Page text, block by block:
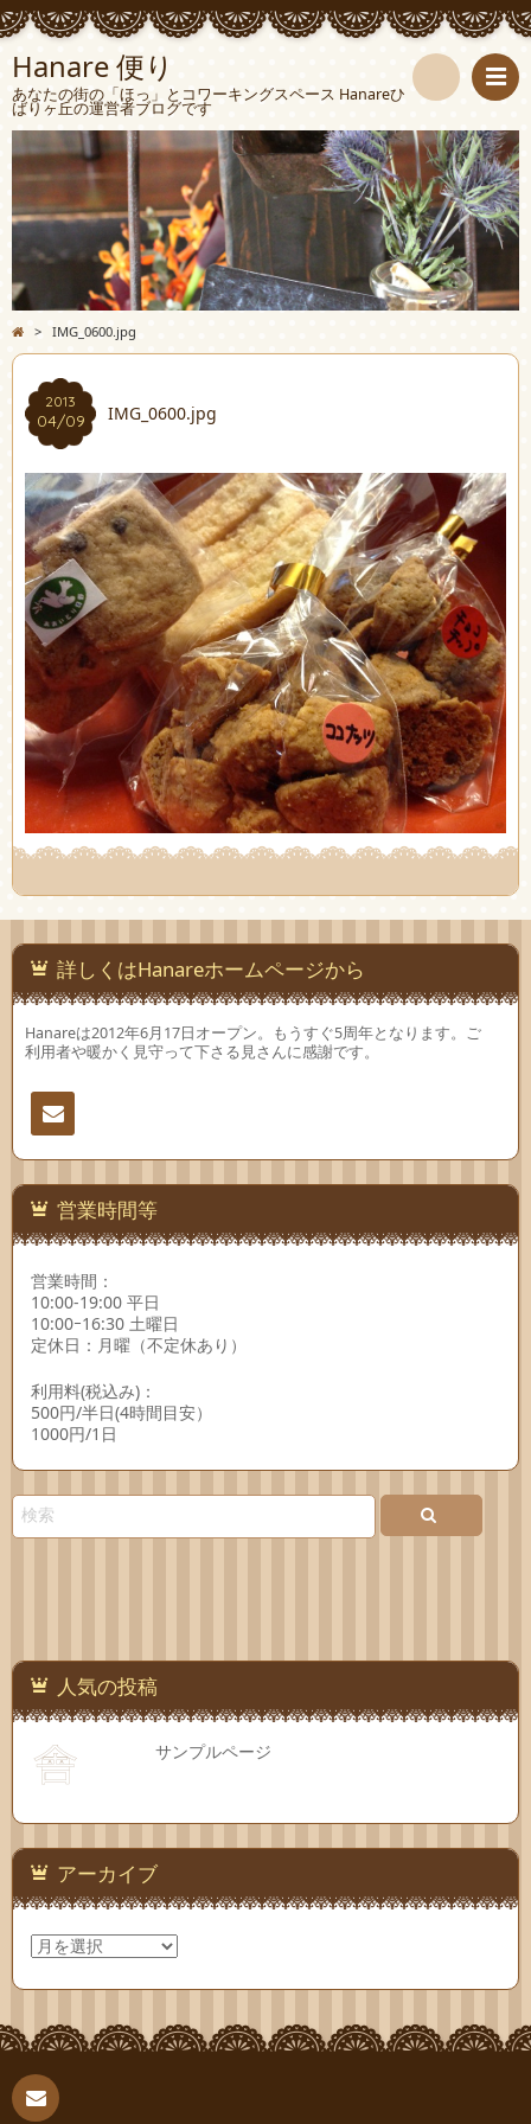
Hanare 便り
あなたの街の「ほっ」とコワーキングスペース Hanareひ
ばりヶ丘の運営者ブログです
検
索
> IMG_0600.jpg
2013
04/09 IMG_0600.jpg
詳しくはHanareホームページから
Hanareは2012年6月17日オープン。もうすぐ5周年となります。ご
利用者や暖かく見守って下さる見さんに感謝です。
連絡
先 営業時間等
営業時間：
10:00-19:00 平日
10:00ｰ16:30 土曜日
定休日：月曜（不定休あり）
利用料(税込み)：
500円/半日(4時間目安）
1000円/1日
人気の投稿
サンプルページ
アーカイブ
ア
ー
カ
ブ